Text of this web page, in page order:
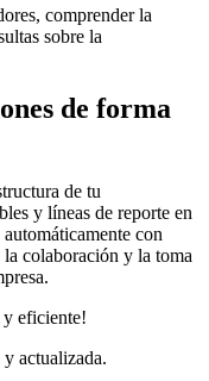
comprender la
sobre la
de forma
de tu
y líneas de reporte en
con
colaboración y la toma
y eficiente!
actualizada.